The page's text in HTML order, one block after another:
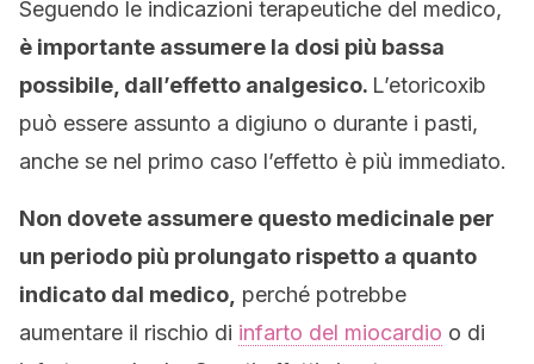
Seguendo le indicazioni terapeutiche del medico,
è importante assumere la dosi più bassa
possibile, dall’effetto analgesico. L’etoricoxib
può essere assunto a digiuno o durante i pasti,
anche se nel primo caso l’effetto è più immediato.
Non dovete assumere questo medicinale per
un periodo più prolungato rispetto a quanto
indicato dal medico, perché potrebbe
aumentare il rischio di infarto del miocardio o di